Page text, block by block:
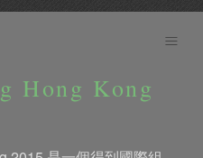
Hong Kong